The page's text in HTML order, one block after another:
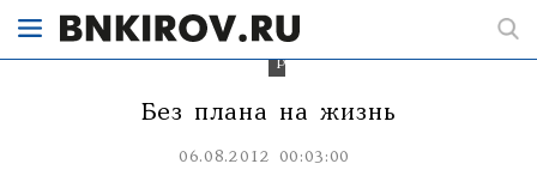
этом
рынке.
Без плана на жизнь
06.08.2012 00:03:00